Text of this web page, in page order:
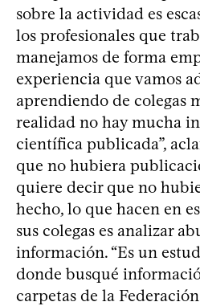
sobre la actividad es
los profesionales que
manejamos de forma
experiencia que vamos
aprendiendo de colegas
realidad no hay mucha
científica publicada”,
que no hubiera
quiere decir que no
hecho, lo que hacen en
sus colegas es analizar
información. “Es un
donde busqué
carpetas de la